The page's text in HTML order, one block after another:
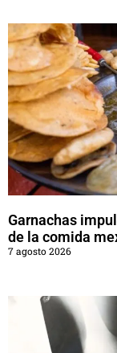
Garnachas
de la comida
7 agosto 2026